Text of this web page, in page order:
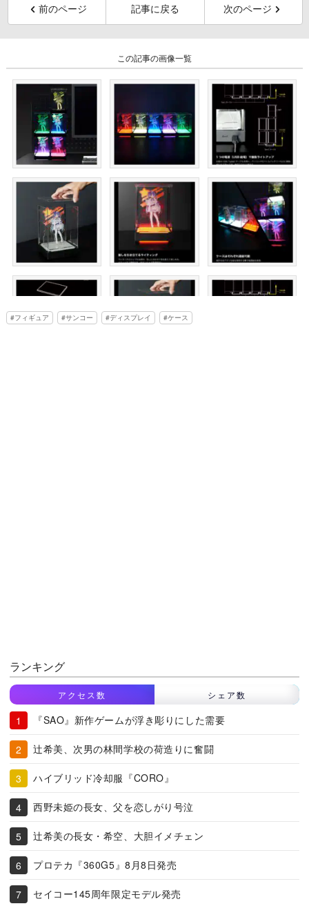
前のページ 記事に戻る 次のページ
この記事の画像一覧
フィギュア サンコー ディスプレイ ケース
ランキング
アクセス数 シェア数
『SAO』新作ゲームが浮き彫りにした需要
辻希美、次男の林間学校の荷造りに奮闘
ハイブリッド冷却服『CORO』
西野未姫の長女、父を恋しがり号泣
辻希美の長女・希空、大胆イメチェン
プロテカ『360G5』8月8日発売
セイコー145周年限定モデル発売